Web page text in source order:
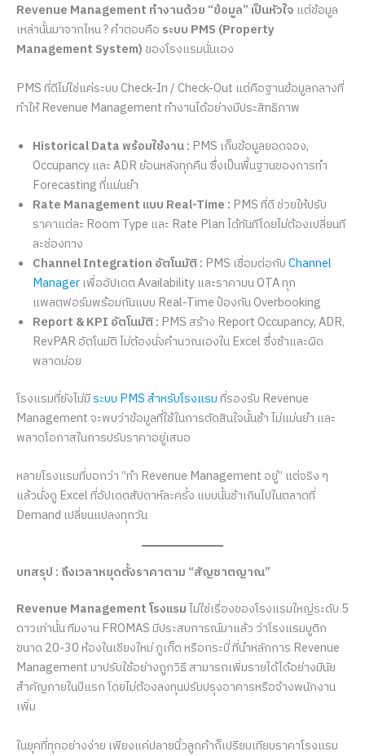
Revenue Management ทำงานด้วย “ข้อมูล” เป็นหัวใจ แต่ข้อมูล
เหล่านั้นมาจากไหน ? คำตอบคือ ระบบ PMS (Property
Management System)ของโรงแรมนั่นเอง
PMS ที่ดีไม่ใช่แค่ระบบ Check-In / Check-Out แต่คือฐานข้อมูลกลางที่
ทำให้ Revenue Management ทำงานได้อย่างมีประสิทธิภาพ
Historical Data พร้อมใช้งาน : PMS เก็บข้อมูลยอดจอง,
Occupancy และ ADR ย้อนหลังทุกคืน ซึ่งเป็นพื้นฐานของการทำ
Forecasting ที่แม่นยำ
Rate Management แบบ Real-Time : PMS ที่ดี ช่วยให้ปรับ
ราคาแต่ละ Room Type และ Rate Plan ได้ทันทีโดยไม่ต้องเปลี่ยนที
ละช่องทาง
Channel Integration อัตโนมัติ : PMS เชื่อมต่อกับChannel
Manager เพื่ออัปเดต Availability และราคาบน OTA ทุก
แพลตฟอร์มพร้อมกันแบบ Real-Time ป้องกัน Overbooking
Report & KPI อัตโนมัติ : PMS สร้าง Report Occupancy, ADR,
RevPAR อัตโนมัติ ไม่ต้องนั่งคำนวณเองใน Excel ซึ่งช้าและผิด
พลาดบ่อย
โรงแรมที่ยังไม่มีระบบ PMS สำหรับโรงแรม ที่รองรับ Revenue
Management จะพบว่าข้อมูลที่ใช้ในการตัดสินใจนั้นช้า ไม่แม่นยำ และ
พลาดโอกาสในการปรับราคาอยู่เสมอ
หลายโรงแรมที่บอกว่า “ทำ Revenue Management อยู่” แต่จริง ๆ
แล้วนั่งดู Excel ที่อัปเดตสัปดาห์ละครั้ง แบบนั้นช้าเกินไปในตลาดที่
Demand เปลี่ยนแปลงทุกวัน
บทสรุป : ถึงเวลาหยุดตั้งราคาตาม “สัญชาตญาณ”
Revenue Management โรงแรมไม่ใช่เรื่องของโรงแรมใหญ่ระดับ 5
ดาวเท่านั้น ทีมงาน FROMAS มีประสบการณ์มาแล้ว ว่าโรงแรมบูติก
ขนาด 20-30 ห้องในเชียงใหม่ ภูเก็ต หรือกระบี่ ที่นำหลักการ Revenue
Management มาปรับใช้อย่างถูกวิธี สามารถเพิ่มรายได้ได้อย่างมีนัย
สำคัญภายในปีแรก โดยไม่ต้องลงทุนปรับปรุงอาคารหรือจ้างพนักงาน
เพิ่ม
ในยุคที่ทุกอย่างง่าย เพียงแค่ปลายนิ้วลูกค้าก็เปรียบเทียบราคาโรงแรม